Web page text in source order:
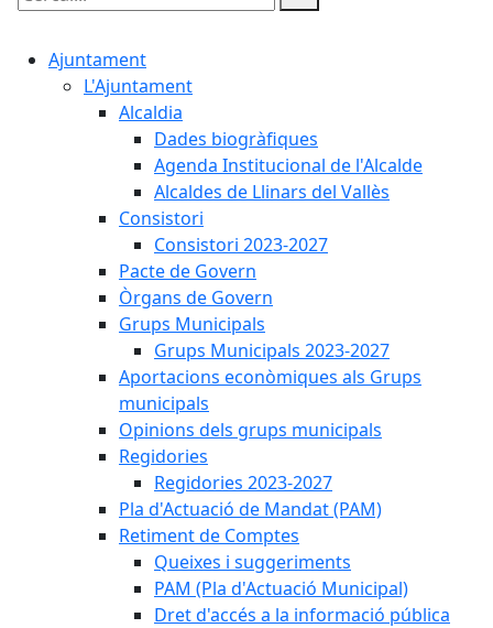
Cercar:
Ajuntament
L'Ajuntament
Alcaldia
Dades biogràfiques
Agenda Institucional de l'Alcalde
Alcaldes de Llinars del Vallès
Consistori
Consistori 2023-2027
Pacte de Govern
Òrgans de Govern
Grups Municipals
Grups Municipals 2023-2027
Aportacions econòmiques als Grups
municipals
Opinions dels grups municipals
Regidories
Regidories 2023-2027
Pla d'Actuació de Mandat (PAM)
Retiment de Comptes
Queixes i suggeriments
PAM (Pla d'Actuació Municipal)
Dret d'accés a la informació pública